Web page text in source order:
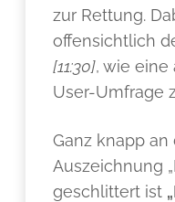
zur Rettung.
offensichtlich
[11:30], wie eine
User-Umfrage
Ganz knapp
Auszeichnung
geschlittert ist